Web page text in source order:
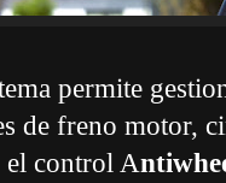
permite
de freno motor,
el control A